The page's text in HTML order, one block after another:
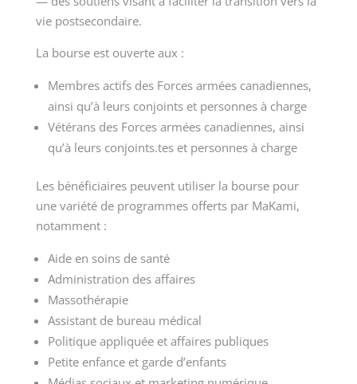
vie postsecondaire.
La bourse est ouverte aux :
Membres actifs des Forces armées canadiennes,
ainsi qu’à leurs conjoints et personnes à charge
Vétérans des Forces armées canadiennes, ainsi
qu’à leurs conjoints.tes et personnes à charge
Les bénéficiaires peuvent utiliser la bourse pour
une variété de programmes offerts par MaKami,
notamment :
Aide en soins de santé
Administration des affaires
Massothérapie
Assistant de bureau médical
Politique appliquée et affaires publiques
Petite enfance et garde d’enfants